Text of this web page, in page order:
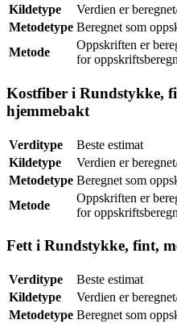
Kildetype
Verdien er
Metodetype Beregnet som
Metode
Oppskriften er
for
Kostfiber i Rundstykke,
hjemmebakt
Verditype
Beste estimat
Kildetype
Verdien er
Metodetype Beregnet som
Metode
Oppskriften er
for
Fett i Rundstykke, fint,
Verditype
Beste estimat
Kildetype
Verdien er
Metodetype Beregnet som